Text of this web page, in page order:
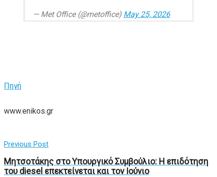
— Met Office (@metoffice) May 25, 2026
Πηγή
www.enikos.gr
Previous Post
Μητσοτάκης στο Υπουργικό Συμβούλιο: Η επιδότηση
του diesel επεκτείνεται και τον Ιούνιο